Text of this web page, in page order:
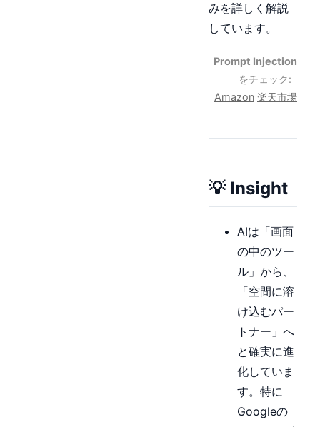
みを詳しく解説
しています。
Prompt Injection
をチェック:
Amazon 楽天市場
💡 Insight
AIは「画面
の中のツー
ル」から、
「空間に溶
け込むパー
トナー」へ
と確実に進
化していま
す。特に
Googleの